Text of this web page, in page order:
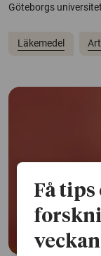
Göteborgs
Läkemedel
Få tips